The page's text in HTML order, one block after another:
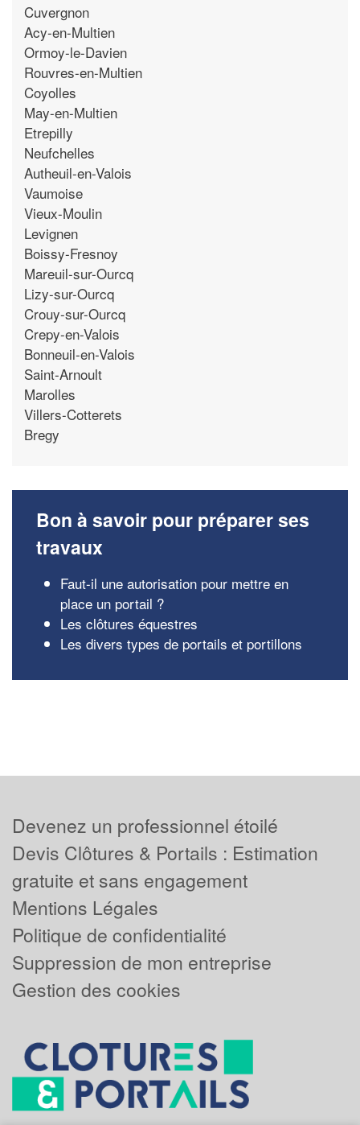
Cuvergnon
Acy-en-Multien
Ormoy-le-Davien
Rouvres-en-Multien
Coyolles
May-en-Multien
Etrepilly
Neufchelles
Autheuil-en-Valois
Vaumoise
Vieux-Moulin
Levignen
Boissy-Fresnoy
Mareuil-sur-Ourcq
Lizy-sur-Ourcq
Crouy-sur-Ourcq
Crepy-en-Valois
Bonneuil-en-Valois
Saint-Arnoult
Marolles
Villers-Cotterets
Bregy
Bon à savoir pour préparer ses
travaux
Faut-il une autorisation pour mettre en
place un portail ?
Les clôtures équestres
Les divers types de portails et portillons
Devenez un professionnel étoilé
Devis Clôtures & Portails : Estimation
gratuite et sans engagement
Mentions Légales
Politique de confidentialité
Suppression de mon entreprise
Gestion des cookies